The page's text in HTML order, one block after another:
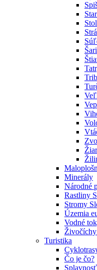
Minerály
Národné
Rastliny
Stromy
Územia
Vodné
Turistika
Čo je čo?